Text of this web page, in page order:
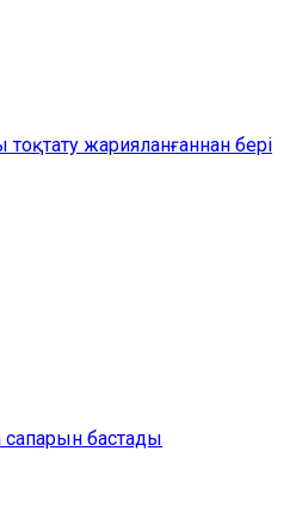
жарияланғаннан бері
бастады